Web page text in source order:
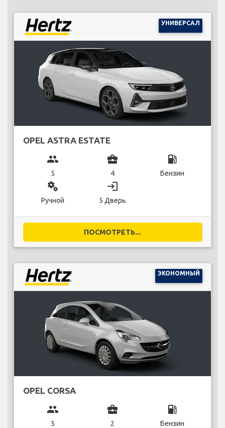
УНИВЕРСАЛ
OPEL ASTRA ESTATE
group
5
business_center
4
local_gas_station
Бензин
miscellaneous_services
Ручной
login
5 Дверь
ПОСМОТРЕТЬ...
ЭКОНОМНЫЙ
OPEL CORSA
group
5
business_center
2
local_gas_station
Бензин